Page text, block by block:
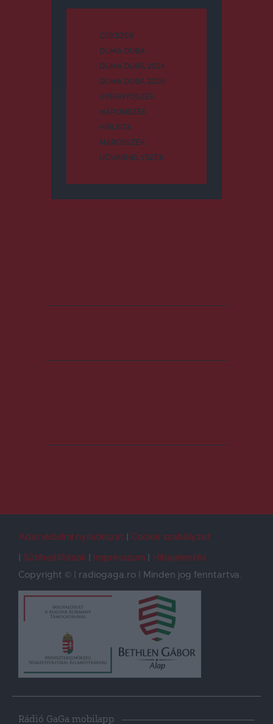
CSÍKSZÉK
DUMA DUBA
DUMA DUBA 2024
DUMA DUBA 2026
GYERGYÓSZÉK
HÁROMSZÉK
HÍRLISTA
MAROSSZÉK
UDVARHELYSZÉK
Adatvédelmi nyilatkozat
Cookie szabályzat
Sütibeállítások
Impresszum
Hibajelentés
Copyright © | radiogaga.ro | Minden jog fenntartva.
Rádió GaGa mobilapp